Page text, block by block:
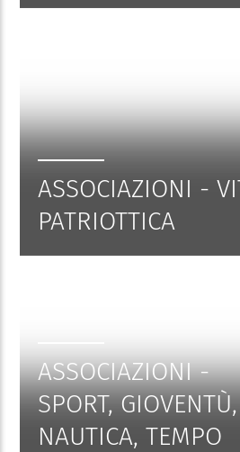
ASSOCIAZIONI -
PATRIOTTICA
ASSOCIAZIONI -
SPORT, GIOVENTÙ,
NAUTICA, TEMPO